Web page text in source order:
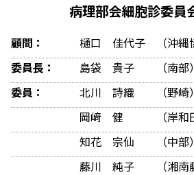
病理部会細胞診委
顧問：
樋口 佳代子 （沖縄
委員長：
島袋 貴子 （南部）
委員：
北川 詩織 （野崎）
岡﨑 健 （岸和田
知花 宗仙 （中部）
藤川 純子 （湘南藤